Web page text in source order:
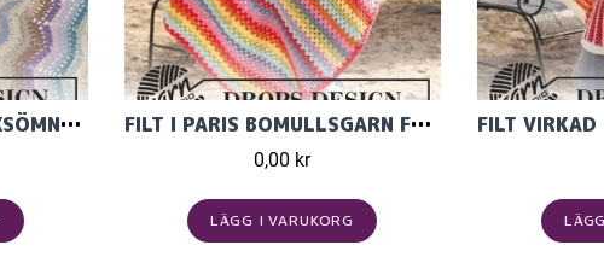
FILT VIRKAD I SICKSACKSÖMNSTER I DROPS COTTON LIGHT FILT I PARIS BOMULLSGARN FRÅN GARNSTUDIO
0,00 kr
LÄGG I VARUKORG